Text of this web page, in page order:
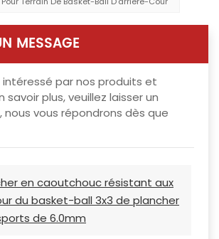
MESSAGE
intéressé par nos produits et
savoir plus, veuillez laisser un
nous vous répondrons dès que
en caoutchouc résistant aux
du basket-ball 3x3 de plancher
de 6.0mm